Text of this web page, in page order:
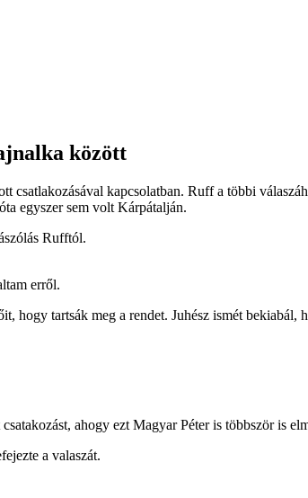
között
csatlakozásával kapcsolatban. Ruff a többi
egyszer sem volt Kárpátalján.
Rufftól.
erről.
hogy tartsák meg a rendet. Juhész ismét
ahogy ezt Magyar Péter is többször is
a valaszát.